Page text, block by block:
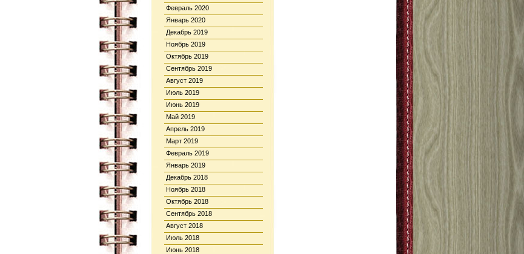
Февраль 2020
Январь 2020
Декабрь 2019
Ноябрь 2019
Октябрь 2019
Сентябрь 2019
Август 2019
Июль 2019
Июнь 2019
Май 2019
Апрель 2019
Март 2019
Февраль 2019
Январь 2019
Декабрь 2018
Ноябрь 2018
Октябрь 2018
Сентябрь 2018
Август 2018
Июль 2018
Июнь 2018